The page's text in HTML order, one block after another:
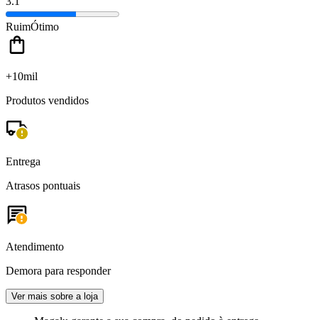
RuimÓtimo
+10mil
Produtos vendidos
Entrega
Atrasos pontuais
Atendimento
Demora para responder
Ver mais sobre a loja